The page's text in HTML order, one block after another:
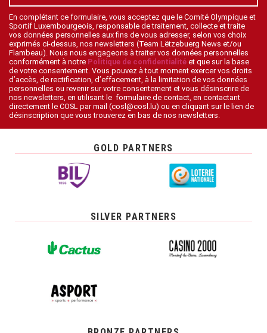
En complétant ce formulaire, vous acceptez que le Comité Olympique et
Sportif Luxembourgeois, responsable de traitement, collecte et traite
vos données personnelles aux fins de vous adresser, selon vos choix
exprimés ci-dessus, nos newsletters (Team Lëtzebuerg News et/ou
Flambeau). Nous nous engageons à traiter vos données personnelles
conformément à notre Politique de confidentialité et que sur la base
de votre consentement. Vous pouvez à tout moment exercer vos droits
d’accès, de rectification, d’effacement, à la limitation de vos données
personnelles ou revenir sur votre consentement et vous désinscrire de
nos newsletters, en utilisant le formulaire de contact, en contactant
directement le COSL par mail (cosl@cosl.lu) ou en cliquant sur le lien de
désinscription que vous trouverez en bas de nos newsletters.
GOLD PARTNERS
SILVER PARTNERS